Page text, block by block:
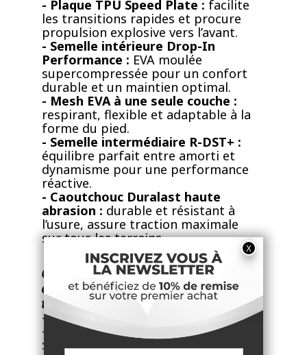
- Plaque TPU Speed Plate : facilite
les transitions rapides et procure
propulsion explosive vers l’avant.
- Semelle intérieure Drop-In
Performance : EVA moulée
supercompressée pour un confort
durable et un maintien optimal.
- Mesh EVA à une seule couche :
respirant, flexible et adaptable à la
forme du pied.
- Semelle intermédiaire R-DST+ :
équilibre parfait entre amorti et
dynamisme pour une performance
réactive.
- Caoutchouc Duralast haute
abrasion : durable et résistant à
l’usure, assure traction maximale
sur tous les terrains.
Caractéristiques des
chaussures Wilson Rush Lite 5
toutes surfaces blanches :
- Toutes Surfaces.
- Référence fournisseur
: WRS340000.